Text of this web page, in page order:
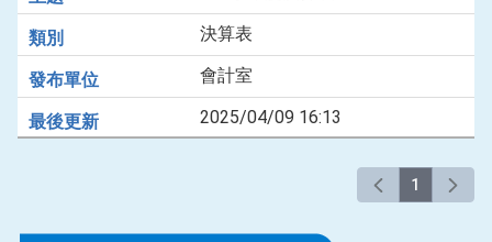
決算表
會計室
2025/04/09 16:13
1